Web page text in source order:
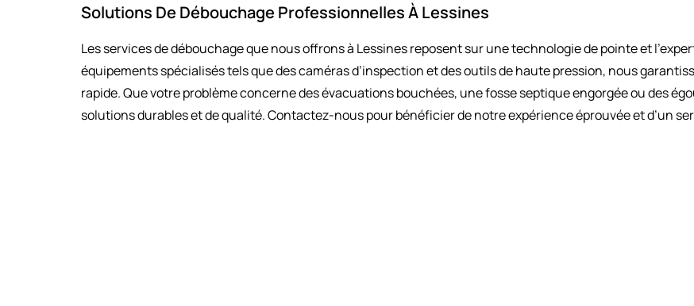
Solutions De Débouchage Professionnelles À Lessines
Les services de débouchage que nous offrons à Lessines reposent sur une technologie de pointe et
équipements spécialisés tels que des caméras d’inspection et des outils de haute pression, nous
rapide. Que votre problème concerne des évacuations bouchées, une fosse septique engorgée ou des
solutions durables et de qualité. Contactez-nous pour bénéficier de notre expérience éprouvée et d’un